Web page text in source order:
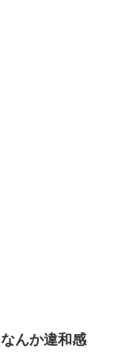
なんか違和感